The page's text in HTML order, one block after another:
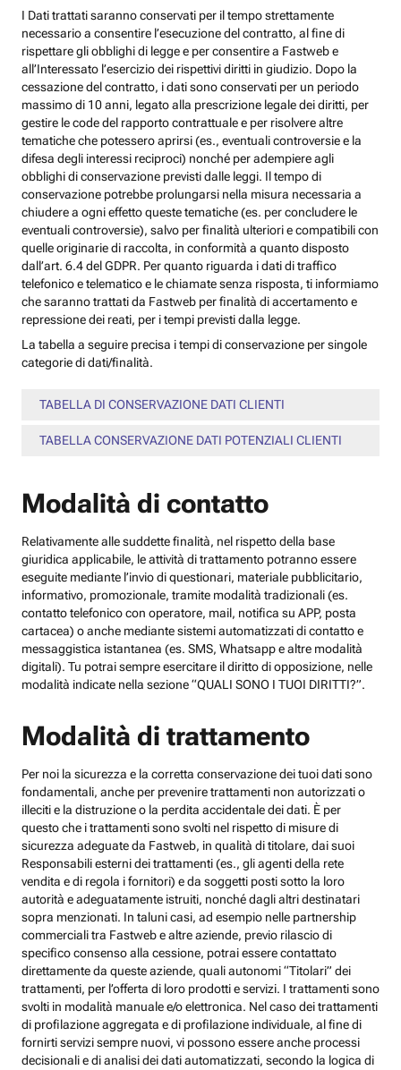
I Dati trattati saranno conservati per il tempo strettamente
necessario a consentire l’esecuzione del contratto, al fine di
rispettare gli obblighi di legge e per consentire a Fastweb e
all’Interessato l’esercizio dei rispettivi diritti in giudizio. Dopo la
cessazione del contratto, i dati sono conservati per un periodo
massimo di 10 anni, legato alla prescrizione legale dei diritti, per
gestire le code del rapporto contrattuale e per risolvere altre
tematiche che potessero aprirsi (es., eventuali controversie e la
difesa degli interessi reciproci) nonché per adempiere agli
obblighi di conservazione previsti dalle leggi. Il tempo di
conservazione potrebbe prolungarsi nella misura necessaria a
chiudere a ogni effetto queste tematiche (es. per concludere le
eventuali controversie), salvo per finalità ulteriori e compatibili con
quelle originarie di raccolta, in conformità a quanto disposto
dall’art. 6.4 del GDPR. Per quanto riguarda i dati di traffico
telefonico e telematico e le chiamate senza risposta, ti informiamo
che saranno trattati da Fastweb per finalità di accertamento e
repressione dei reati, per i tempi previsti dalla legge.
La tabella a seguire precisa i tempi di conservazione per singole
categorie di dati/finalità.
TABELLA DI CONSERVAZIONE DATI CLIENTI
TABELLA CONSERVAZIONE DATI POTENZIALI CLIENTI
Modalità di contatto
Relativamente alle suddette finalità, nel rispetto della base
giuridica applicabile, le attività di trattamento potranno essere
eseguite mediante l’invio di questionari, materiale pubblicitario,
informativo, promozionale, tramite modalità tradizionali (es.
contatto telefonico con operatore, mail, notifica su APP, posta
cartacea) o anche mediante sistemi automatizzati di contatto e
messaggistica istantanea (es. SMS, Whatsapp e altre modalità
digitali). Tu potrai sempre esercitare il diritto di opposizione, nelle
modalità indicate nella sezione “QUALI SONO I TUOI DIRITTI?”.
Modalità di trattamento
Per noi la sicurezza e la corretta conservazione dei tuoi dati sono
fondamentali, anche per prevenire trattamenti non autorizzati o
illeciti e la distruzione o la perdita accidentale dei dati. È per
questo che i trattamenti sono svolti nel rispetto di misure di
sicurezza adeguate da Fastweb, in qualità di titolare, dai suoi
Responsabili esterni dei trattamenti (es., gli agenti della rete
vendita e di regola i fornitori) e da soggetti posti sotto la loro
autorità e adeguatamente istruiti, nonché dagli altri destinatari
sopra menzionati. In taluni casi, ad esempio nelle partnership
commerciali tra Fastweb e altre aziende, previo rilascio di
specifico consenso alla cessione, potrai essere contattato
direttamente da queste aziende, quali autonomi “Titolari” dei
trattamenti, per l’offerta di loro prodotti e servizi. I trattamenti sono
svolti in modalità manuale e/o elettronica. Nel caso dei trattamenti
di profilazione aggregata e di profilazione individuale, al fine di
fornirti servizi sempre nuovi, vi possono essere anche processi
decisionali e di analisi dei dati automatizzati, secondo la logica di